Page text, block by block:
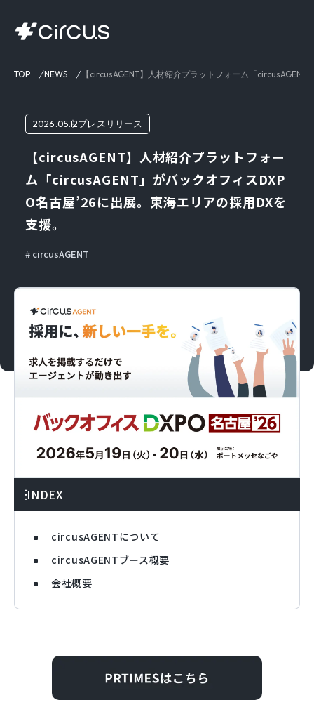
TOP NEWS 【circusAGENT】人材紹介プラットフォーム「
2026.05.12プレスリリース
【circusAGENT】人材紹介プラットフォー
ム「circusAGENT」がバックオフィスDXP
O名古屋’26に出展。東海エリアの採用DXを
支援。
circusAGENT
INDEX
circusAGENTについて
circusAGENTブース概要
会社概要